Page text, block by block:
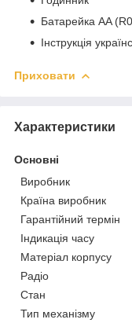
Батарейка АA
Інструкція
Приховати
Характеристики
Основні
Виробник
Країна виробник
Гарантійний термін
Індикація часу
Матеріал корпусу
Радіо
Стан
Тип механізму